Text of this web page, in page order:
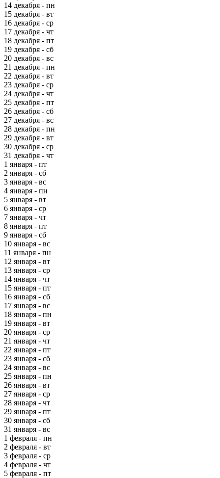
14 декабря - пн
15 декабря - вт
16 декабря - ср
17 декабря - чт
18 декабря - пт
19 декабря - сб
20 декабря - вс
21 декабря - пн
22 декабря - вт
23 декабря - ср
24 декабря - чт
25 декабря - пт
26 декабря - сб
27 декабря - вс
28 декабря - пн
29 декабря - вт
30 декабря - ср
31 декабря - чт
1 января - пт
2 января - сб
3 января - вс
4 января - пн
5 января - вт
6 января - ср
7 января - чт
8 января - пт
9 января - сб
10 января - вс
11 января - пн
12 января - вт
13 января - ср
14 января - чт
15 января - пт
16 января - сб
17 января - вс
18 января - пн
19 января - вт
20 января - ср
21 января - чт
22 января - пт
23 января - сб
24 января - вс
25 января - пн
26 января - вт
27 января - ср
28 января - чт
29 января - пт
30 января - сб
31 января - вс
1 февраля - пн
2 февраля - вт
3 февраля - ср
4 февраля - чт
5 февраля - пт